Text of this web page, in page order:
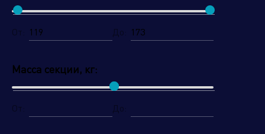
От: До:
Масса секции, кг:
От: До: